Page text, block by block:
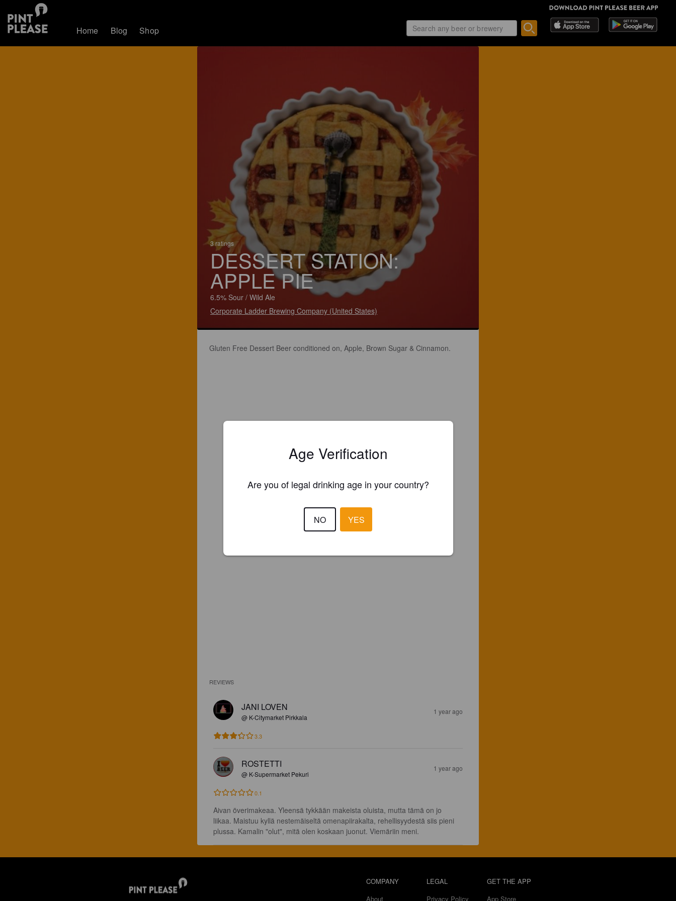
Home Blog Shop
3 ratings
DESSERT STATION:
APPLE PIE
6.5% Sour / Wild Ale
Corporate Ladder Brewing Company (United States)
Gluten Free Dessert Beer conditioned on, Apple, Brown Sugar & Cinnamon.
REVIEWS
JANI LOVEN
@ K-Citymarket Pirkkala
1 year ago
3.3
ROSTETTI
@ K-Supermarket Pekuri
1 year ago
0.1
Aivan överimakeaa. Yleensä tykkään makeista oluista, mutta tämä on jo
liikaa. Maistuu kyllä nestemäiseltä omenapiirakalta, rehellisyydestä siis pieni
plussa. Kamalin "olut", mitä olen koskaan juonut. Viemäriin meni.
COMPANY
About
LEGAL
Privacy Policy
GET THE APP
App Store
Age Verification
Are you of legal drinking age in your country?
NO YES